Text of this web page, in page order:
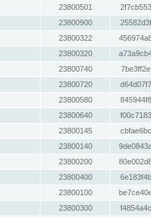
23800501
23800900
23800322
23800320
23800740
23800720
23800580
23800640
23800145
23800140
23800200
23800400
23800100
23800300